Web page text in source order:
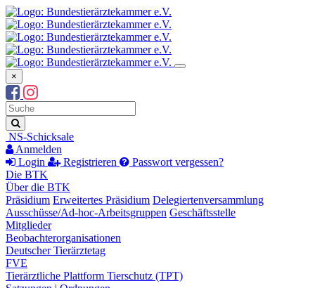
×
Suchbegriff
Suche
NS-Schicksale
Anmelden
Login
Registrieren
Passwort vergessen?
Die BTK
Über die BTK
Präsidium Erweitertes Präsidium Delegiertenversammlung
Ausschüsse/Ad-hoc-Arbeitsgruppen Geschäftsstelle
Mitglieder
Beobachterorganisationen
Deutscher Tierärztetag
FVE
Tierärztliche Plattform Tierschutz (TPT)